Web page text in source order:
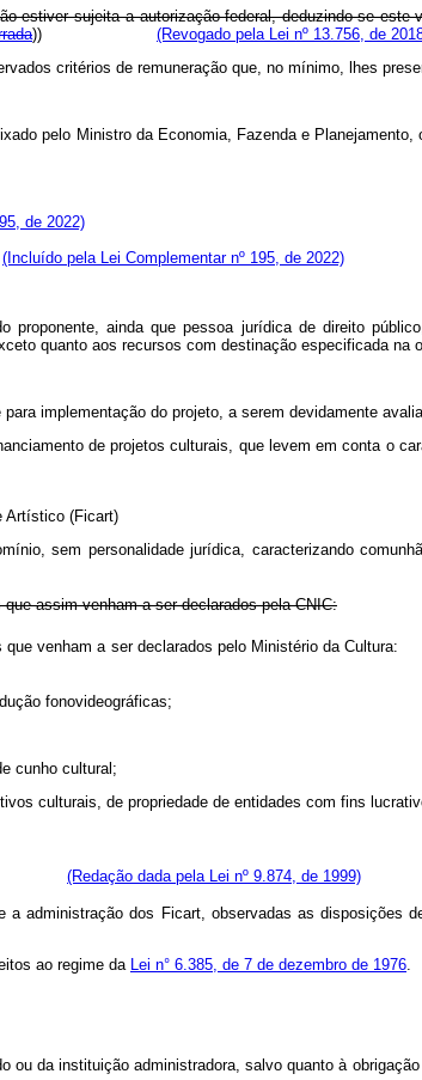
sujeita a autorização federal, deduzindo-se este
))
(Revogado pela Lei nº 13.756, de
critérios de remuneração que, no mínimo, lhes
pelo Ministro da Economia, Fazenda e
de 2022)
(Incluído pela Lei Complementar nº 195, de 2022)
ainda que pessoa jurídica de direito
quanto aos recursos com destinação especificada na
implementação do projeto, a serem devidamente
de projetos culturais, que levem em conta o
Artístico (Ficart)
sem personalidade jurídica, caracterizando
assim venham a ser declarados pela CNIC:
venham a ser declarados pelo Ministério da Cultura:
fonovideográficas;
cunho cultural;
culturais, de propriedade de entidades com fins
(Redação dada pela Lei nº 9.874, de 1999)
administração dos Ficart, observadas as disposições
ao regime da Lei n° 6.385, de 7 de dezembro de 1976
da instituição administradora, salvo quanto à